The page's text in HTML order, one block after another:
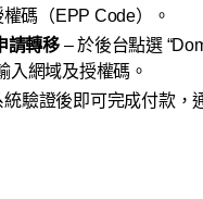
碼（EPP Code）。
請轉移– 於後台點選
入網域及授權碼。
統驗證後即可完成付款，